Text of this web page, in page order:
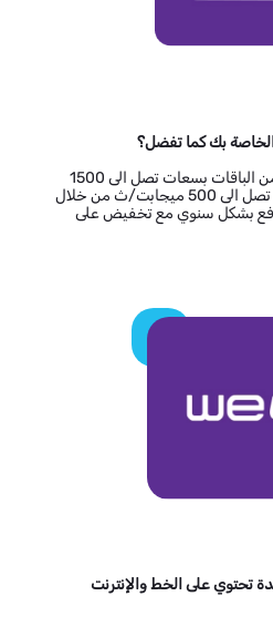
بك كما تفضل؟
SPACE تقدم لك مجموعة من الباقات بسعات تصل الى 1500
جيجابايت وسرعات مختلفة تصل الى 500 ميجابت/ث من خلال
بشكل سنوي مع تخفيض على
تحتوي على الخط والإنترنت